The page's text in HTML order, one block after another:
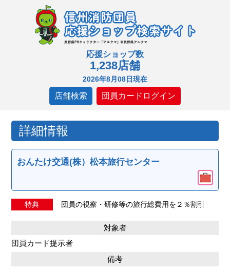
応援ショップ数
1,238店舗
2026年8月08日現在
店舗検索 団員カードログイン
詳細情報
おんたけ交通(株）松本旅行センター
特典 団員の視察・研修等の旅行総費用を２％割引
対象者
団員カード提示者
備考